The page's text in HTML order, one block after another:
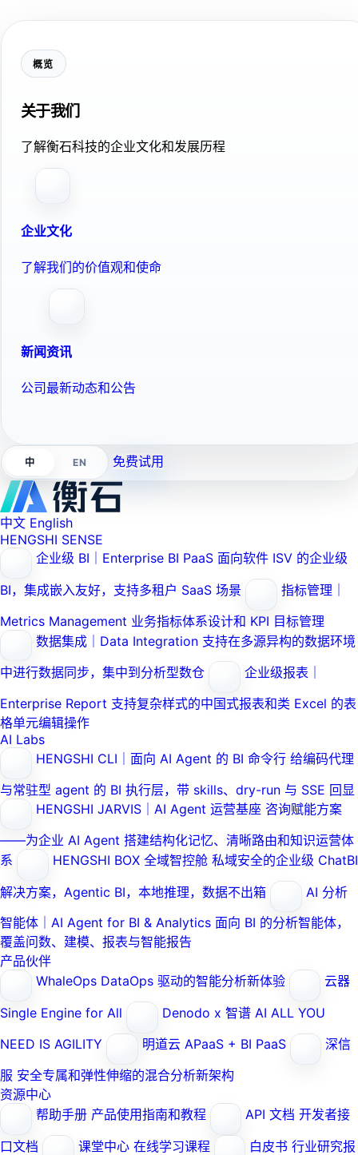
概览
关于我们
了解衡石科技的企业文化和发展历程
企业文化
了解我们的价值观和使命
新闻资讯
公司最新动态和公告
中 EN 免费试用
中文 English
HENGSHI SENSE
企业级 BI｜Enterprise BI PaaS 面向软件 ISV 的企业级
BI，集成嵌入友好，支持多租户 SaaS 场景
指标管理｜
Metrics Management 业务指标体系设计和 KPI 目标管理
数据集成｜Data Integration 支持在多源异构的数据环境
中进行数据同步，集中到分析型数仓
企业级报表｜
Enterprise Report 支持复杂样式的中国式报表和类 Excel 的表
格单元编辑操作
AI Labs
HENGSHI CLI｜面向 AI Agent 的 BI 命令行 给编码代理
与常驻型 agent 的 BI 执行层，带 skills、dry-run 与 SSE 回显
HENGSHI JARVIS｜AI Agent 运营基座 咨询赋能方案
——为企业 AI Agent 搭建结构化记忆、清晰路由和知识运营体
系
HENGSHI BOX 全域智控舱 私域安全的企业级 ChatBI
解决方案，Agentic BI，本地推理，数据不出箱
AI 分析
智能体｜AI Agent for BI & Analytics 面向 BI 的分析智能体，
覆盖问数、建模、报表与智能报告
产品伙伴
WhaleOps DataOps 驱动的智能分析新体验
云器
Single Engine for All
Denodo x 智谱 AI ALL YOU
NEED IS AGILITY
明道云 APaaS + BI PaaS
深信
服 安全专属和弹性伸缩的混合分析新架构
资源中心
帮助手册 产品使用指南和教程 API 文档 开发者接
口文档
课堂中心 在线学习课程 白皮书 行业研究报